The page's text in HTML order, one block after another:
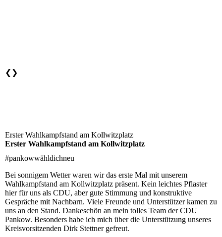
❮ ❯
Erster Wahlkampfstand am Kollwitzplatz
Erster Wahlkampfstand am Kollwitzplatz
#pankowwähldichneu
Bei sonnigem Wetter waren wir das erste Mal mit unserem
Wahlkampfstand am Kollwitzplatz präsent. Kein leichtes Pflaster
hier für uns als CDU, aber gute Stimmung und konstruktive
Gespräche mit Nachbarn. Viele Freunde und Unterstützer kamen zu
uns an den Stand. Dankeschön an mein tolles Team der CDU
Pankow. Besonders habe ich mich über die Unterstützung unseres
Kreisvorsitzenden Dirk Stettner gefreut.